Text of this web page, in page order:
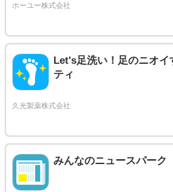
Let's足洗い！足のニオイ
ティ
みんなのニュースパーク